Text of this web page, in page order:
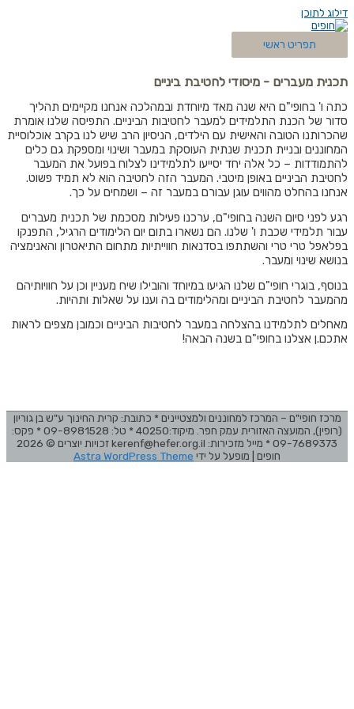
דילוג לתוכן
תפריט ראשי
תכנית מעברים - מיסודי לחטיבת ביניים
כתה ו' בחופי"ם היא שנה מאד מיוחדת ובמהלכה אנחנו מקיימים תהליך
סדור של הכנת התלמידים למעבר לחטיבות הביניים. התפיסה שלנו אומרת
שהכרותנו הטובה והאישית עם הילדים, הניסיון הרב שיש לנו בקרב אוכלוסיית
המחוננים ובניית תכנית שנתית העוסקת במעבר ושינוי ומספקת גם כלים
להתמודדות – כל אלה יחד יסייעו לתלמידינו לצלוח בפועל את המעבר
לחטיבת הביניים באופן מיטבי. המעבר הזה לחטיבה הוא לא תמיד פשוט.
אנחנו בהחלט מהווים עוגן עבורם במעבר זה – ושמחים על כך.
רגע לפני סיום השנה בחופי"ם, ערכנו פעילות מסכמת של תכנית מעברים
עבור תלמידי שכבת ו' שלנו. הם נשארו בתום יום הלימודים הרגיל, התפנקו
בפלאפל טרי טרי והשתתפו בסדנאות חווייתיות מתחום התיאטרון והאנימציה
בנושא שינוי ומעבר.
בנוסף, בוגרי חופי"ם שלנו הגיעו במיוחד והובילו שיח מעניין וכן על חוויותיהם
מהמעבר לחטיבת הביניים ומהלימודים בה וענו על שאלות ותהיות.
מאחלים לתלמידנו בהצלחה במעבר לחטיבות הביניים וכמובן מצפים לראות
אתכם.ן אצלנו בחופי"ם בשנה הבאה!
מרכז חופי"ם – המרכז למחוננים ולמצטיינים * כתובת: קרית החינוך ע"ש בן גוריון
(רופין), המועצה האזורית עמק חפר. מיקוד:40250 * טל: 09-8981528 * פקס:
09-7689373 * מייל מזכירות: kerenf@hefer.org.il זכויות יוצרים © 2026
חופים | מופעל על ידי Astra WordPress Theme